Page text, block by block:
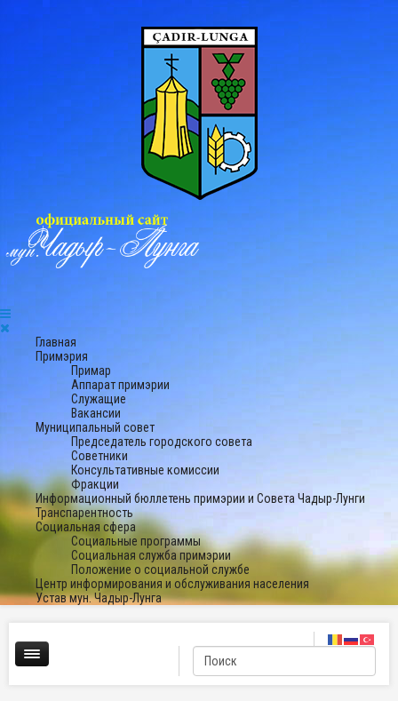
Главная
Примэрия
Примар
Аппарат примэрии
Служащие
Вакансии
Муниципальный совет
Председатель городского совета
Советники
Консультативные комиссии
Фракции
Информационный бюллетень примэрии и Совета Чадыр-Лунги
Транспарентность
Социальная сфера
Социальные программы
Социальная служба примэрии
Положение о социальной службе
Центр информирования и обслуживания населения
Устав мун. Чадыр-Лунга